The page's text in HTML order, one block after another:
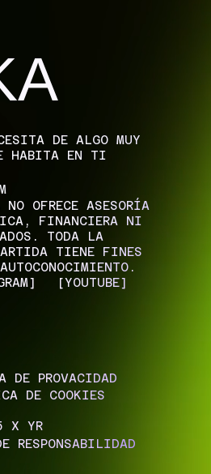
DE ALGO MUY
HABITA EN TI
[YOUTUBE]
OFRECE ASESORÍA
FINANCIERA NI
TODA LA
TIENE FINES
DE PROVACIDAD
DE COOKIES
X YR
RESPONSABILIDAD